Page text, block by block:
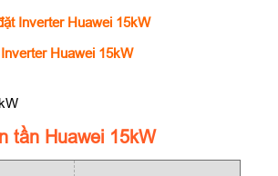
Inverter Huawei 15kW
Huawei 15kW
tần Huawei 15kW